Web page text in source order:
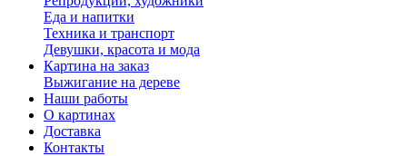
Еда и напитки
Техника и транспорт
Девушки, красота и мода
Картина на заказ
Выжигание на дереве
Наши работы
О картинах
Доставка
Контакты